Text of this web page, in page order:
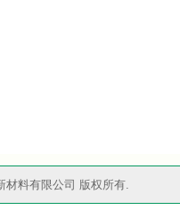
材料有限公司 版权所有.